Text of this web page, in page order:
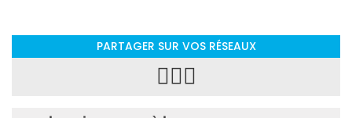
PARTAGER SUR VOS RÉSEAUX